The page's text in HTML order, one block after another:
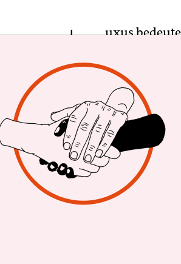
L uxus
müssen,
ich mir in
ich gezwungen,
„Schreib doch mal
Bekannter. „Das
Kino, sahen „Der
beginnen mit
Meinung, aber ich